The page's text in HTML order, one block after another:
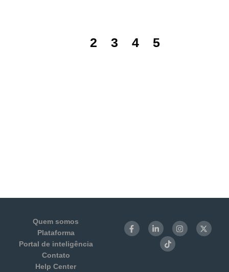
2 3 4 5
Quem somos
Plataforma
Portal de inteligência
Contato
Help Center